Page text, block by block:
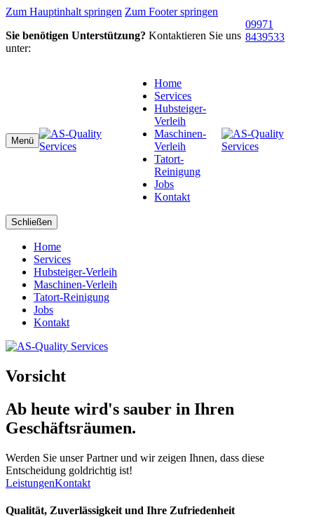
Zum Hauptinhalt springen Zum Footer springen
Sie benötigen Unterstützung? Kontaktieren Sie uns
unter:
09971
8439533
Menü
Home
Services
Hubsteiger-
Verleih
Maschinen-
Verleih
Tatort-
Reinigung
Jobs
Kontakt
Schließen
Home
Services
Hubsteiger-Verleih
Maschinen-Verleih
Tatort-Reinigung
Jobs
Kontakt
Vorsicht
Ab heute wird's sauber in Ihren
Geschäftsräumen.
Werden Sie unser Partner und wir zeigen Ihnen, dass diese
Entscheidung goldrichtig ist!
LeistungenKontakt
Qualität, Zuverlässigkeit und Ihre Zufriedenheit